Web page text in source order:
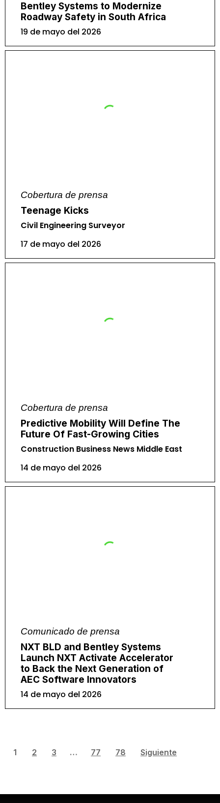
Bentley Systems to Modernize
Roadway Safety in South Africa
19 de mayo del 2026
Cobertura de prensa
Teenage Kicks
Civil Engineering Surveyor
17 de mayo del 2026
Cobertura de prensa
Predictive Mobility Will Define The
Future Of Fast-Growing Cities
Construction Business News Middle East
14 de mayo del 2026
Comunicado de prensa
NXT BLD and Bentley Systems
Launch NXT Activate Accelerator
to Back the Next Generation of
AEC Software Innovators
14 de mayo del 2026
1 2 3 … 77 78 Siguiente